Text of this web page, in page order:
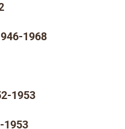
1968
1953
1953